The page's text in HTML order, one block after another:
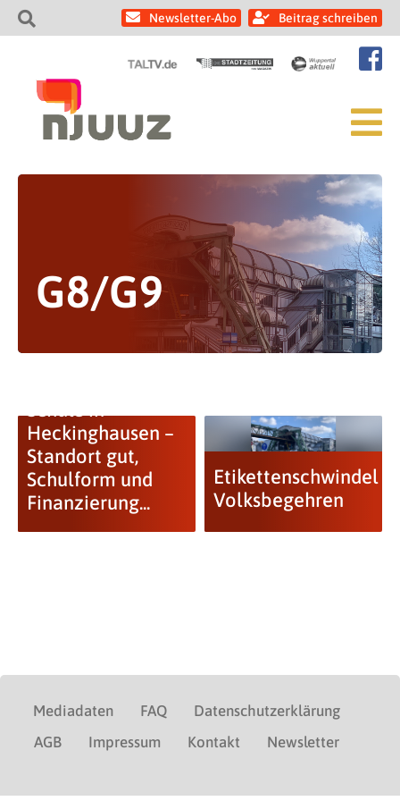
Newsletter-Abo Beitrag schreiben
G8/G9
Heckinghausen –
Standort gut,
Schulform und
Finanzierung...
Etikettenschwindel
Volksbegehren
Mediadaten FAQ
Datenschutzerklärung
AGB
Impressum Kontakt Newsletter